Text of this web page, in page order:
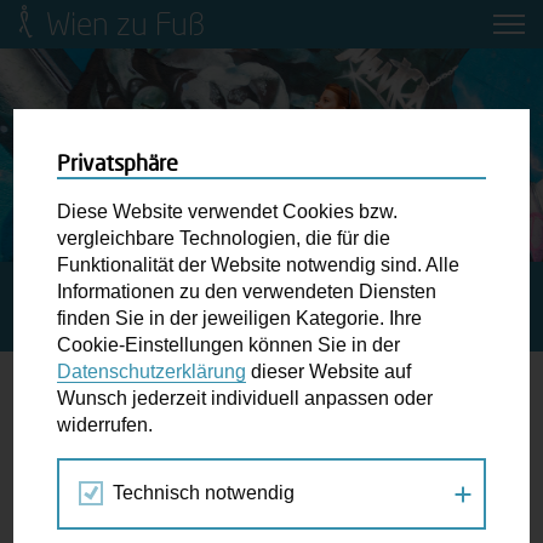
Wien zu Fuß
Mobilitätsbildung für Kinder und
Jugendliche
Ringstraße-Neugestaltung
Wiener Fußwegekarte
Newsletter abonnieren
Wunschbox
der Ampel ...
STARTSEITE SPAZIERGANG KALENDER
WALK AND
TALK: ÜBER DEN DÄCHERN DES GRÄTZELS
27.
AUG
2021
Privatsphäre
Diese Website verwendet Cookies bzw.
vergleichbare Technologien, die für die
Funktionalität der Website notwendig sind. Alle
Informationen zu den verwendeten Diensten
finden Sie in der jeweiligen Kategorie. Ihre
Cookie-Einstellungen können Sie in der
Datenschutzerklärung dieser Website auf
Wunsch jederzeit individuell anpassen oder
widerrufen.
Technisch notwendig